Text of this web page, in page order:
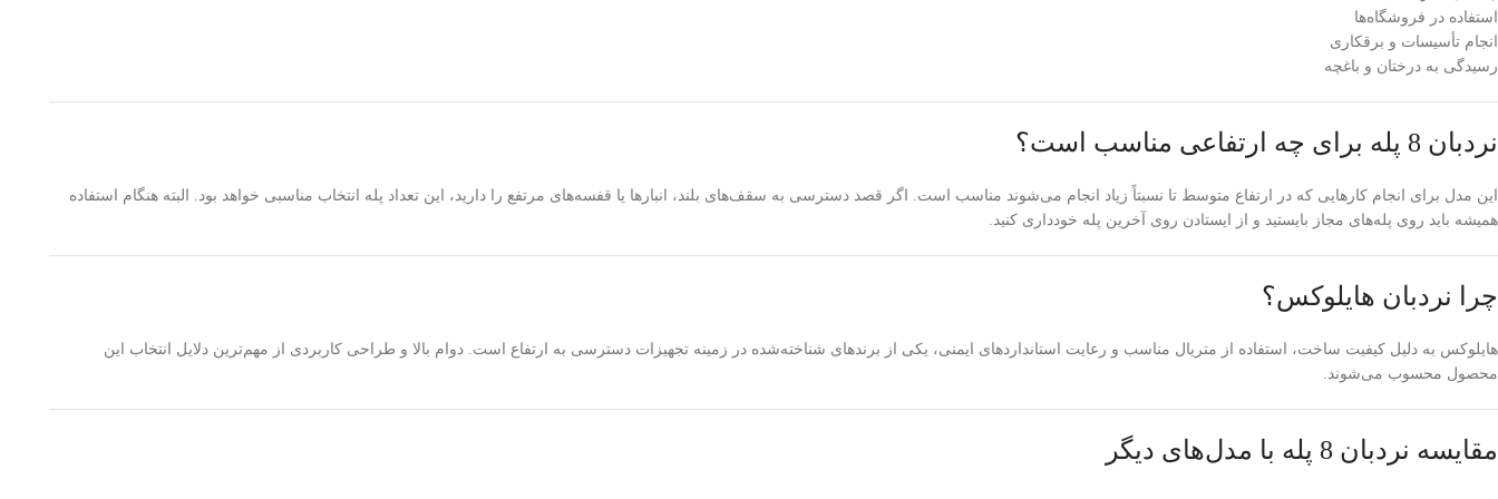
استفاده در فروشگاه‌ها
انجام تأسیسات و برقکاری
رسیدگی به درختان و باغچه
نردبان 8 پله برای چه ارتفاعی مناسب است؟
این مدل برای انجام کارهایی که در ارتفاع متوسط تا نسبتاً زیاد انجام می‌شوند مناسب است. اگر قصد دسترسی به سقف‌های بلند، انبارها یا قفسه‌های مرتفع را دارید، این تعداد پله انتخاب مناسبی خواهد بود. البته هنگام استفاده
همیشه باید روی پله‌های مجاز بایستید و از ایستادن روی آخرین پله خودداری کنید.
چرا نردبان هایلوکس؟
هایلوکس به دلیل کیفیت ساخت، استفاده از متریال مناسب و رعایت استانداردهای ایمنی، یکی از برندهای شناخته‌شده در زمینه تجهیزات دسترسی به ارتفاع است. دوام بالا و طراحی کاربردی از مهم‌ترین دلایل انتخاب این
محصول محسوب می‌شوند.
مقایسه نردبان 8 پله با مدل‌های دیگر